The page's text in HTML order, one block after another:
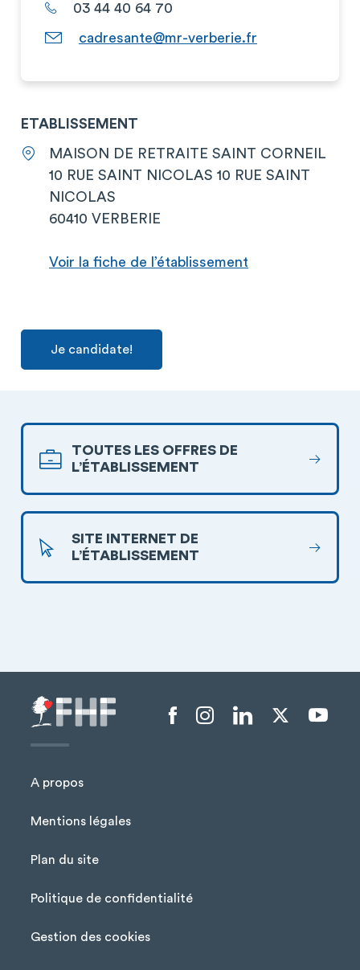
03 44 40 64 70
cadresante@mr-verberie.fr
ETABLISSEMENT
MAISON DE RETRAITE SAINT CORNEIL
10 RUE SAINT NICOLAS 10 RUE SAINT
NICOLAS
60410 VERBERIE
Voir la fiche de l’établissement
Je candidate!
TOUTES LES OFFRES DE
L’ÉTABLISSEMENT
SITE INTERNET DE
L’ÉTABLISSEMENT
Menu Pied de page
A propos
Mentions légales
Plan du site
Politique de confidentialité
Gestion des cookies
Menu liens sociaux